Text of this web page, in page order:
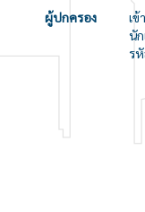
ผู้ปกครอง
เ
นัก
ร